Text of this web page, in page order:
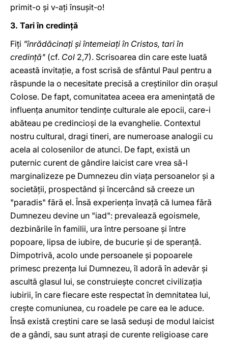
primit-o şi v-aţi însuşit-o!
3. Tari în credinţă
Fiţi "înrădăcinaţi şi întemeiaţi în Cristos, tari în
credinţă" (cf. Col 2,7). Scrisoarea din care este luată
această invitaţie, a fost scrisă de sfântul Paul pentru a
răspunde la o necesitate precisă a creştinilor din oraşul
Colose. De fapt, comunitatea aceea era ameninţată de
influenţa anumitor tendinţe culturale ale epocii, care-i
abăteau pe credincioşi de la evanghelie. Contextul
nostru cultural, dragi tineri, are numeroase analogii cu
acela al colosenilor de atunci. De fapt, există un
puternic curent de gândire laicist care vrea să-l
marginalizeze pe Dumnezeu din viaţa persoanelor şi a
societăţii, prospectând şi încercând să creeze un
"paradis" fără el. Însă experienţa învaţă că lumea fără
Dumnezeu devine un "iad": prevalează egoismele,
dezbinările în familii, ura între persoane şi între
popoare, lipsa de iubire, de bucurie şi de speranţă.
Dimpotrivă, acolo unde persoanele şi popoarele
primesc prezenţa lui Dumnezeu, îl adoră în adevăr şi
ascultă glasul lui, se construieşte concret civilizaţia
iubirii, în care fiecare este respectat în demnitatea lui,
creşte comuniunea, cu roadele pe care ea le aduce.
Însă există creştini care se lasă seduşi de modul laicist
de a gândi, sau sunt atraşi de curente religioase care